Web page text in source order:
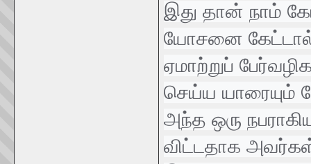
இது தான் நாம்
யோசனை
ஏமாற்றுப்
செய்ய யாரையும்
அந்த ஒரு
விட்டதாக